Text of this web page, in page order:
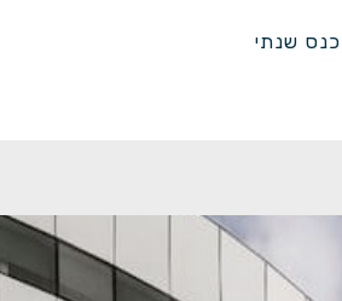
כנס שנתי